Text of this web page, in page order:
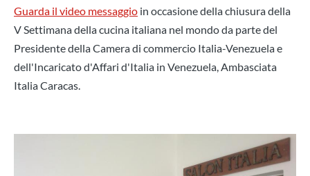
Guarda il video messaggio in occasione della chiusura della
V Settimana della cucina italiana nel mondo da parte del
Presidente della Camera di commercio Italia-Venezuela e
dell'Incaricato d'Affari d'Italia in Venezuela, Ambasciata
Italia Caracas.